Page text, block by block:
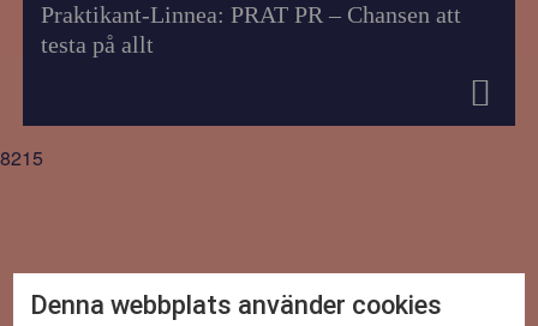
Praktikant-Linnea: PRAT PR – Chansen att
testa på allt
8215
Denna webbplats använder cookies